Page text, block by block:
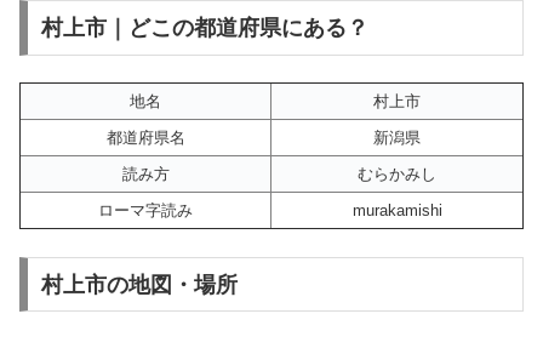
村上市｜どこの都道府県にある？
地名
村上市
都道府県名
新潟県
読み方
むらかみし
ローマ字読み
murakamishi
村上市の地図・場所